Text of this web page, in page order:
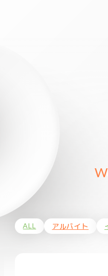
ALL アルバイト